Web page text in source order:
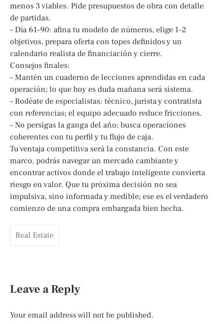
menos 3 viables. Pide presupuestos de obra con detalle
de partidas.
– Día 61–90: afina tu modelo de números, elige 1–2
objetivos, prepara oferta con topes definidos y un
calendario realista de financiación y cierre.
Consejos finales:
– Mantén un cuaderno de lecciones aprendidas en cada
operación; lo que hoy es duda mañana será sistema.
– Rodéate de especialistas: técnico, jurista y contratista
con referencias; el equipo adecuado reduce fricciones.
– No persigas la ganga del año; busca operaciones
coherentes con tu perfil y tu flujo de caja.
Tu ventaja competitiva será la constancia. Con este
marco, podrás navegar un mercado cambiante y
encontrar activos donde el trabajo inteligente convierta
riesgo en valor. Que tu próxima decisión no sea
impulsiva, sino informada y medible; ese es el verdadero
comienzo de una compra embargada bien hecha.
Real Estate
Leave a Reply
Your email address will not be published.